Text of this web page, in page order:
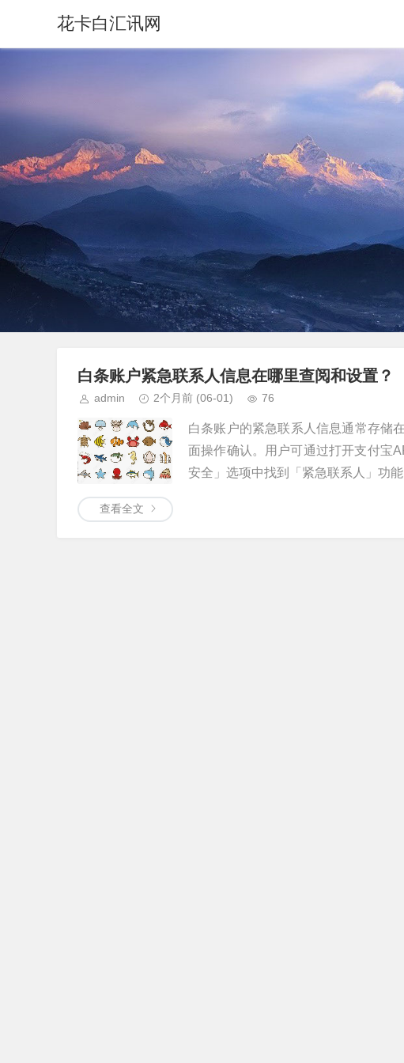
花卡白汇讯网
白条账户紧急联系人信息在哪里查阅和设置？
admin 2个月前 (06-01) 76
白条账户的紧急联系人信息通常存储
面操作确认。用户可通过打开支付宝
安全」选项中找到「紧急联系人」功
查看全文